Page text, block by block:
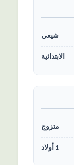
شیعي
الابتدائية
متزوج
1 أولاد